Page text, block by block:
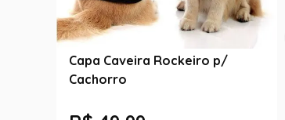
Capa Caveira Rockeiro p/
Cachorro